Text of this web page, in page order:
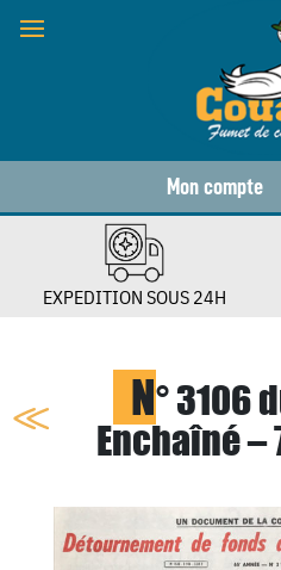
Mon compte
EXPEDITION SOUS 24H
N° 3106
Enchaîné –